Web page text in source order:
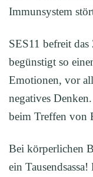
Immunsystem
SES11 befreit
begünstigt so
Emotionen, vor
negatives
beim Treffen von
Bei körperlichen
ein